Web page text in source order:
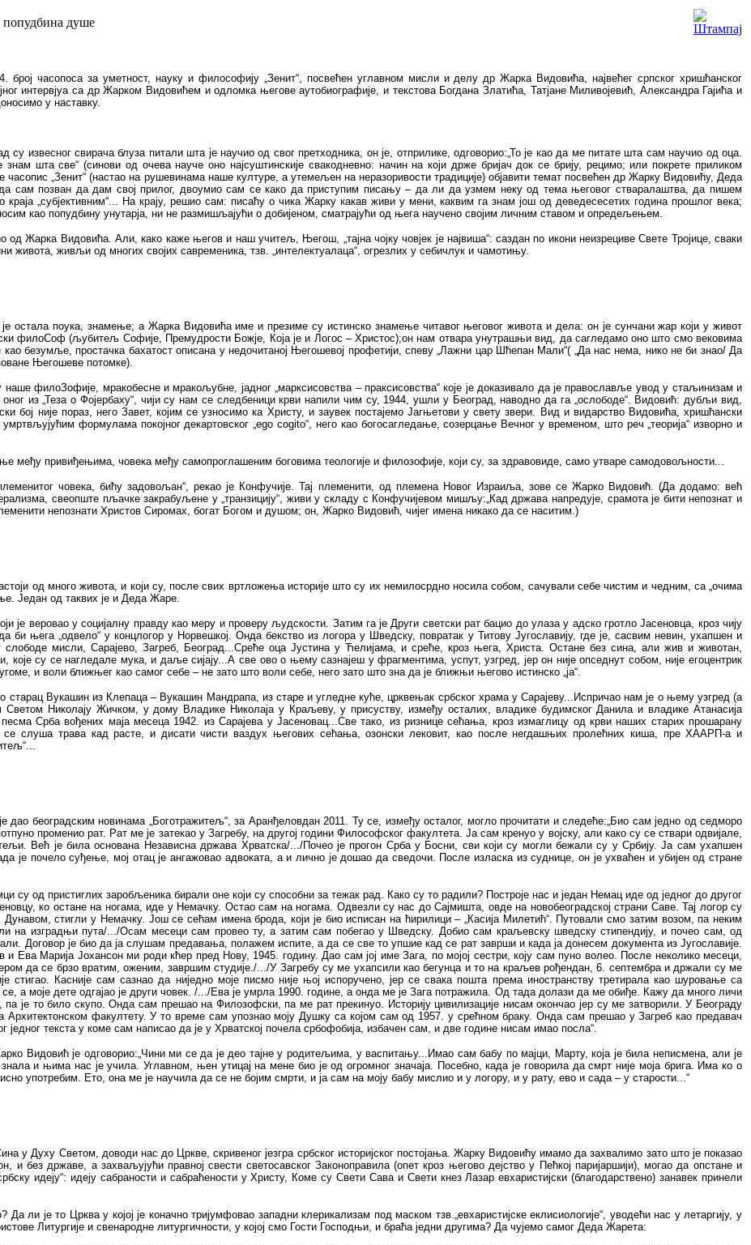
душе
број часопоса за уметност, науку и философију „Зенит“, посвећен углавном мисли и делу др Жарка Видовића, највећег српског хришћанског
интервјуа са др Жарком Видовићем и одломка његове аутобиографије, и текстова Богдана Златића, Татјане Миливојевић, Александра Гајића и
у наставку.
су извесног свирача блуза питали шта је научио од свог претходника, он је, отприлике, одговорио:„То је као да ме питате шта сам научио од оца.
шта све“ (синови од очева науче оно најсуштинскије свакодневно: начин на који држе бријач док се брију, рецимо; или покрете приликом
„Зенит“ (настао на рушевинама наше културе, а утемељен на неразоривости традиције) објавити темат посвећен др Жарку Видовићу, Деда
сам позван да дам свој прилог, двоумио сам се како да приступим писању – да ли да узмем неку од тема његовог стваралаштва, да пишем
„субјективним“... На крају, решио сам: писаћу о чика Жарку какав живи у мени, каквим га знам још од деведесесетих година прошлог века;
као попудбину унутарја, ни не размишљајући о добијеном, сматрајући од њега научено својим личним ставом и опредељењем.
од Жарка Видовића. Али, како каже његов и наш учитељ, Његош, „тајна чојку човјек је највиша“: саздан по икони неизрециве Свете Тројице, сваки
живота, живљи од многих својих савременика, тзв. „интелектуалаца“, огрезлих у себичлук и чамотињу.
остала поука, знамење; а Жарка Видовића име и презиме су истинско знамење читавог његовог живота и дела: он је сунчани жар који у живот
филоСоф (љубитељ Софије, Премудрости Божје, Која је и Логос – Христос);он нам отвара унутрашњи вид, да сагледамо оно што смо вековима
безумље, простачка бахатост описана у недочитаној Његошевој профетији, спеву „Лажни цар Шћепан Мали“( „Да нас нема, нико не би знао/ Да
Његошеве потомке).
филоЗофије, мракобесне и мракољубне, јадног „марксисовства – праксисовства“ које је доказивало да је православље увод у стаљинизам и
из „Теза о Фојербаху“, чији су нам се следбеници крви напили чим су, 1944, ушли у Београд, наводно да га „ослободе“. Видовић: дубљи вид,
бој није пораз, него Завет, којим се узносимо ка Христу, и заувек постајемо Јагњетови у свету звери. Вид и видарство Видовића, хришћански
формулама покојног декартовског „ego cogito“, него као богосагледање, созерцање Вечног у временом, што реч „теорија“ изворно и
привиђењима, човека међу самопроглашеним боговима теологије и филозофије, који су, за здравовиде, само утваре самодовољности...
човека, бићу задовољан“, рекао је Конфучије. Тај племенити, од племена Новог Израиља, зове се Жарко Видовић. (Да додамо: већ
свеопште пљачке закрабуљене у „транзицију“, живи у складу с Конфучијевом мишљу:„Кад држава напредује, срамота је бити непознат и
непознати Христов Сиромах, богат Богом и душом; он, Жарко Видовић, чијег имена никако да се наситим.)
од много живота, и који су, после свих вртложења историје што су их немилосрдно носила собом, сачували себе чистим и чедним, са „очима
Један од таквих је и Деда Жаре.
је веровао у социјалну правду као меру и проверу људскости. Затим га је Други светски рат бацио до улаза у адско гротло Јасеновца, кроз чију
би њега „одвело“ у концлогор у Норвешкој. Онда бекство из логора у Шведску, повратак у Титову Југославију, где је, сасвим невин, ухапшен и
слободе мисли, Сарајево, Загреб, Београд...Среће оца Јустина у Ћелијама, и среће, кроз њега, Христа. Остане без сина, али жив и животан,
су се нагледале мука, и даље сијају...А све ово о њему сазнајеш у фрагментима, успут, узгред, јер он није опседнут собом, није егоцентрик
и воли ближњег као самог себе – не зато што воли себе, него зато што зна да је ближњи његово истинско „ја“.
старац Вукашин из Клепаца – Вукашин Мандрапа, из старе и угледне куће, црквењак србског храма у Сарајеву...Испричао нам је о њему узгред (а
Николају Жичком, у дому Владике Николаја у Краљеву, у присуству, између осталих, владике будимског Данила и владике Атанасија
Срба вођених маја месеца 1942. из Сарајева у Јасеновац...Све тако, из ризнице сећања, кроз измаглицу од крви наших старих прошарану
слуша трава кад расте, и дисати чисти ваздух његових сећања, озонски лековит, као после негдашњих пролећних киша, пре ХААРП-а и
је дао београдским новинама „Боготражитељ“, за Аранђеловдан 2011. Ту се, између осталог, могло прочитати и следеће:„Био сам једно од седморо
променио рат. Рат ме је затекао у Загребу, на другој години Философског факултета. Ја сам кренуо у војску, али како су се ствари одвијале,
Већ је била основана Независна држава Хрватска/.../Почео је прогон Срба у Босни, сви који су могли бежали су у Србију. Ја сам ухапшен
је почело суђење, мој отац је ангажовао адвоката, а и лично је дошао да сведочи. После изласка из суднице, он је ухваћен и убијен од стране
су од пристиглих заробљеника бирали оне који су способни за тежак рад. Како су то радили? Построје нас и један Немац иде од једног до другог
ко остане на ногама, иде у Немачку. Остао сам на ногама. Одвезли су нас до Сајмишта, овде на новобеоградској страни Саве. Тај логор су
стигли у Немачку. Још се сећам имена брода, који је био исписан на ћирилици – „Касија Милетић“. Путовали смо затим возом, па неким
на изградњи пута/.../Осам месеци сам провео ту, а затим сам побегао у Шведску. Добио сам краљевску шведску стипендију, и почео сам, од
Договор је био да ја слушам предавања, полажем испите, а да се све то упшие кад се рат заврши и када ја донесем документа из Југославије.
Марија Јохансон ми роди кћер пред Нову, 1945. годину. Дао сам јој име Зага, по мојој сестри, коју сам пуно волео. После неколико месеци,
да се брзо вратим, оженим, завршим студије./.../У Загребу су ме ухапсили као бегунца и то на краљев рођендан, 6. септембра и држали су ме
Касније сам сазнао да ниједно моје писмо није њој испоручено, јер се свака пошта према иностранству третирала као шуровање са
а моје дете одгајао је други човек. /.../Ева је умрла 1990. године, а онда ме је Зага потражила. Од тада долази да ме обиђе. Кажу да много личи
је то било скупо. Онда сам прешао на Филозофски, па ме рат прекинуо. Историју цивилизације нисам окончао јер су ме затворили. У Београду
Архитектонском факултету. У то време сам упознао моју Душку са којом сам од 1957. у срећном браку. Онда сам прешао у Загреб као предавач
текста у коме сам написао да је у Хрватској почела србофобија, избачен сам, и две године нисам имао посла“.
Видовић је одговорио:„Чини ми се да је део тајне у родитељима, у васпитању...Имао сам бабу по мајци, Марту, која је била неписмена, али је
и њима нас је учила. Углавном, њен утицај на мене био је од огромног значаја. Посебно, када је говорила да смрт није моја брига. Има ко о
употребим. Ето, она ме је научила да се не бојим смрти, и ја сам на моју бабу мислио и у логору, и у рату, ево и сада – у старости...“
у Духу Светом, доводи нас до Цркве, скривеног језгра србског историјског постојања. Жарку Видовићу имамо да захвалимо зато што је показао
и без државе, а захваљујући правној свести светосавског Законоправила (опет кроз његово дејство у Пећкој паријаршији), могао да опстане и
идеју“: идеју сабраности и сабраћености у Христу, Коме су Свети Сава и Свети кнез Лазар евхаристијски (благодарствено) занавек принели
ли је то Црква у којој је коначно тријумфовао западни клерикализам под маском тзв.„евхаристијске еклисиологије“, уводећи нас у летаргију, у
Литургије и свенародне литургичности, у којој смо Гости Господњи, и браћа једни другима? Да чујемо самог Деда Жарета: